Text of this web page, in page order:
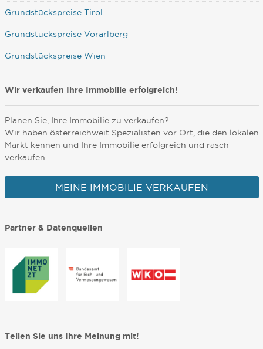
Grundstückspreise Tirol
Grundstückspreise Vorarlberg
Grundstückspreise Wien
Wir verkaufen Ihre Immobilie erfolgreich!
Planen Sie, Ihre Immobilie zu verkaufen?
Wir haben österreichweit Spezialisten vor Ort, die den lokalen
Markt kennen und Ihre Immobilie erfolgreich und rasch
verkaufen.
MEINE IMMOBILIE VERKAUFEN
Partner & Datenquellen
Teilen Sie uns Ihre Meinung mit!